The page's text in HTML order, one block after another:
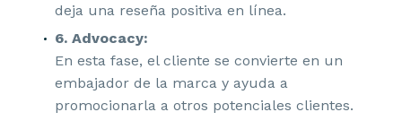
deja una reseña positiva en línea.
6. Advocacy:
En esta fase, el cliente se convierte en un
embajador de la marca y ayuda a
promocionarla a otros potenciales clientes.